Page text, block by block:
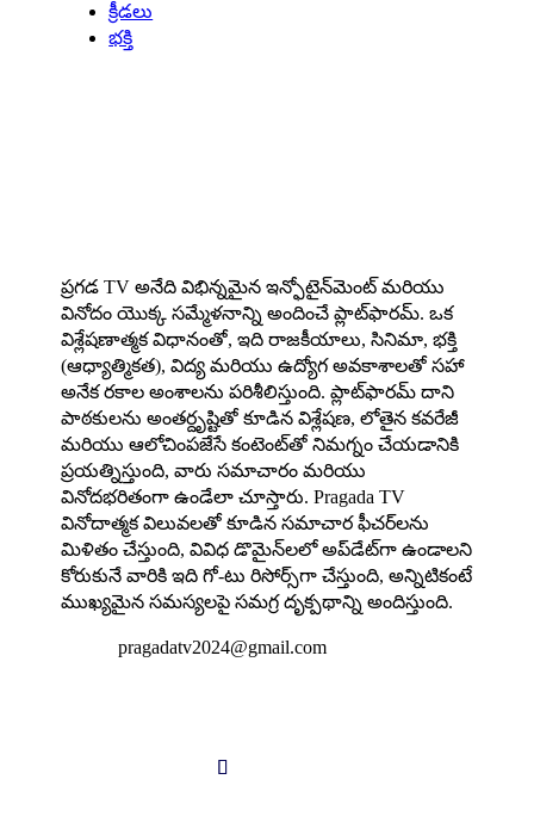
క్రీడలు
భక్తి
ప్రగడ TV అనేది విభిన్నమైన ఇన్ఫోటైన్‌మెంట్ మరియు
వినోదం యొక్క సమ్మేళనాన్ని అందించే ప్లాట్‌ఫారమ్. ఒక
విశ్లేషణాత్మక విధానంతో, ఇది రాజకీయాలు, సినిమా, భక్తి
(ఆధ్యాత్మికత), విద్య మరియు ఉద్యోగ అవకాశాలతో సహా
అనేక రకాల అంశాలను పరిశీలిస్తుంది. ప్లాట్‌ఫారమ్ దాని
పాఠకులను అంతర్దృష్టితో కూడిన విశ్లేషణ, లోతైన కవరేజీ
మరియు ఆలోచింపజేసే కంటెంట్‌తో నిమగ్నం చేయడానికి
ప్రయత్నిస్తుంది, వారు సమాచారం మరియు
వినోదభరితంగా ఉండేలా చూస్తారు. Pragada TV
వినోదాత్మక విలువలతో కూడిన సమాచార ఫీచర్‌లను
మిళితం చేస్తుంది, వివిధ డొమైన్‌లలో అప్‌డేట్‌గా ఉండాలని
కోరుకునే వారికి ఇది గో-టు రిసోర్స్‌గా చేస్తుంది, అన్నిటికంటే
ముఖ్యమైన సమస్యలపై సమగ్ర దృక్పథాన్ని అందిస్తుంది.
pragadatv2024@gmail.com